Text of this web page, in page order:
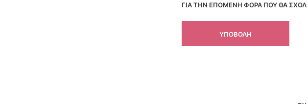
ΓΙΑ ΤΗΝ ΕΠΌΜΕΝΗ ΦΟΡΆ ΠΟΥ ΘΑ